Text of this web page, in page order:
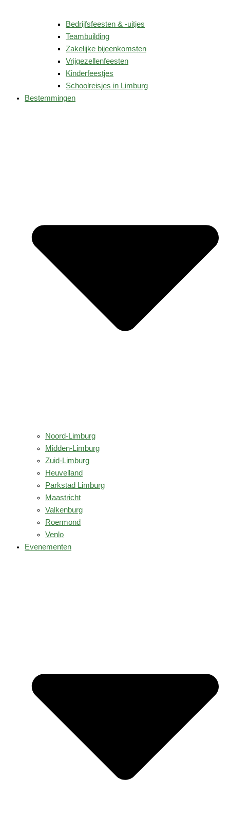
Bedrijfsfeesten & -uitjes
Teambuilding
Zakelijke bijeenkomsten
Vrijgezellenfeesten
Kinderfeestjes
Schoolreisjes in Limburg
Bestemmingen
Noord-Limburg
Midden-Limburg
Zuid-Limburg
Heuvelland
Parkstad Limburg
Maastricht
Valkenburg
Roermond
Venlo
Evenementen